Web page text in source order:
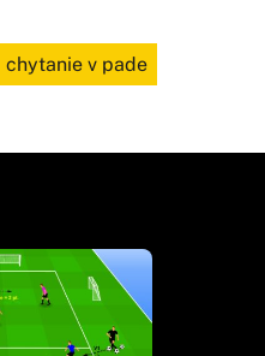
chytanie v pade